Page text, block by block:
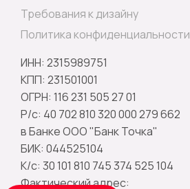
Требования к дизайну
Политика конфиденциальности
ИНН: 2315989751
КПП: 231501001
ОГРН: 116 231 505 27 01
Р/с: 40 702 810 320 000 279 662
в Банке ООО "Банк Точка"
БИК: 044525104
К/с: 30 101 810 745 374 525 104
Фактический адрес: